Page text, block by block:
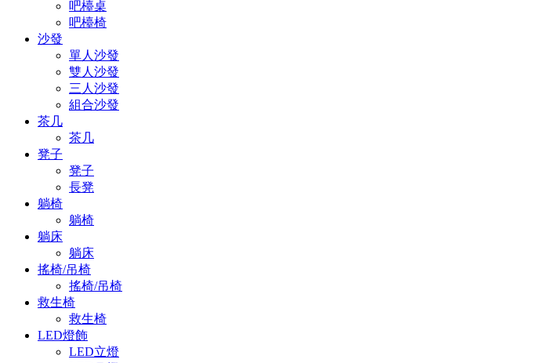
吧檯桌
吧檯椅
沙發
單人沙發
雙人沙發
三人沙發
組合沙發
茶几
茶几
凳子
凳子
長凳
躺椅
躺椅
躺床
躺床
搖椅/吊椅
搖椅/吊椅
救生椅
救生椅
LED燈飾
LED立燈